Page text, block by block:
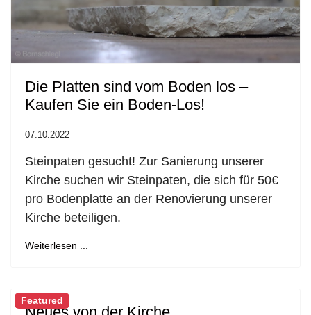
Die Platten sind vom Boden los –
Kaufen Sie ein Boden-Los!
07.10.2022
Steinpaten gesucht! Zur Sanierung unserer
Kirche suchen wir Steinpaten, die sich für 50€
pro Bodenplatte an der Renovierung unserer
Kirche beteiligen.
Weiterlesen ...
Featured